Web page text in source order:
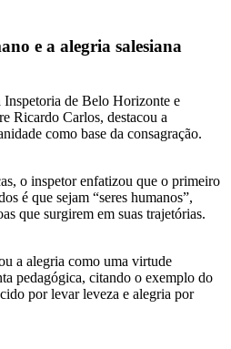
e a alegria salesiana
de Belo Horizonte e
Ricardo Carlos, destacou a
como base da consagração.
o inspetor enfatizou que o primeiro
é que sejam “seres humanos”,
que surgirem em suas trajetórias.
a alegria como uma virtude
pedagógica, citando o exemplo do
por levar leveza e alegria por